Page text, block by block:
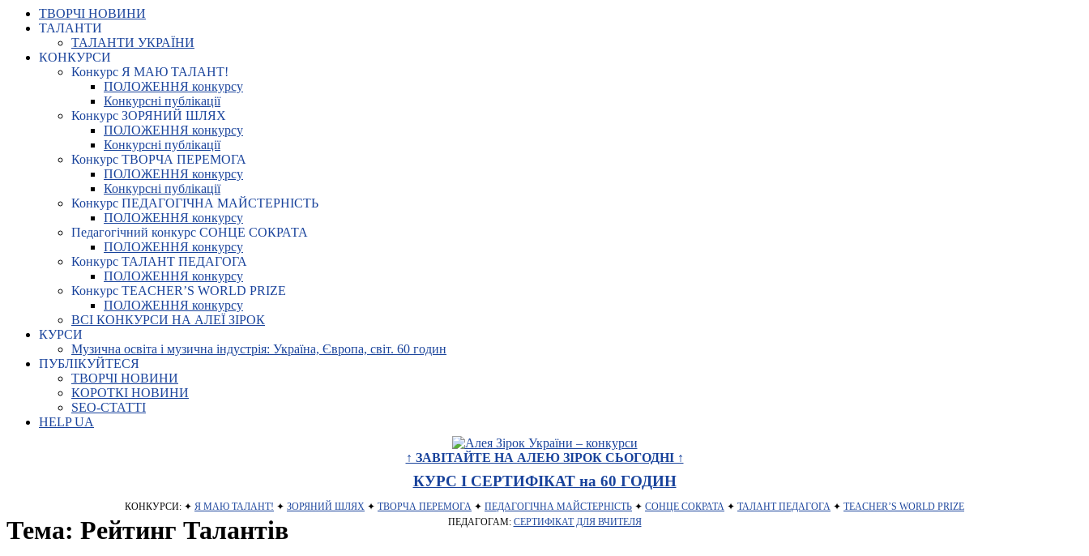
ТВОРЧІ НОВИНИ
ТАЛАНТИ
ТАЛАНТИ УКРАЇНИ
КОНКУРСИ
Конкурс Я МАЮ ТАЛАНТ!
ПОЛОЖЕННЯ конкурсу
Конкурсні публікації
Конкурс ЗОРЯНИЙ ШЛЯХ
ПОЛОЖЕННЯ конкурсу
Конкурсні публікації
Конкурс ТВОРЧА ПЕРЕМОГА
ПОЛОЖЕННЯ конкурсу
Конкурсні публікації
Конкурс ПЕДАГОГІЧНА МАЙСТЕРНІСТЬ
ПОЛОЖЕННЯ конкурсу
Педагогічний конкурс СОНЦЕ СОКРАТА
ПОЛОЖЕННЯ конкурсу
Конкурс ТАЛАНТ ПЕДАГОГА
ПОЛОЖЕННЯ конкурсу
Конкурс TEACHER’S WORLD PRIZE
ПОЛОЖЕННЯ конкурсу
ВСІ КОНКУРСИ НА АЛЕЇ ЗІРОК
КУРСИ
Музична освіта і музична індустрія: Україна, Європа, світ. 60 годин
ПУБЛІКУЙТЕСЯ
ТВОРЧІ НОВИНИ
КОРОТКІ НОВИНИ
SEO-СТАТТІ
HELP UA
↑ ЗАВІТАЙТЕ НА АЛЕЮ ЗІРОК СЬОГОДНІ ↑
КУРС І СЕРТИФІКАТ на 60 ГОДИН
КОНКУРСИ: ✦ Я МАЮ ТАЛАНТ! ✦ ЗОРЯНИЙ ШЛЯХ ✦ ТВОРЧА ПЕРЕМОГА ✦ ПЕДАГОГІЧНА МАЙСТЕРНІСТЬ ✦ СОНЦЕ СОКРАТА ✦ ТАЛАНТ ПЕДАГОГА ✦ TEACHER’S WORLD PRIZE
ПЕДАГОГАМ: СЕРТИФІКАТ ДЛЯ ВЧИТЕЛЯ
Тема: Рейтинг Талантів